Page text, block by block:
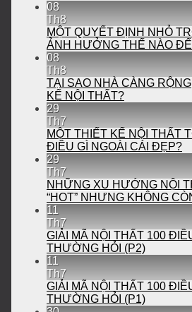
08
Th8
MỘT QUYẾT ĐỊNH NHỎ
ẢNH HƯỞNG THẾ NÀO
08
Th8
TẠI SAO NHÀ CÀNG
KẾ NỘI THẤT?
29
Th7
MỘT THIẾT KẾ NỘI THẤT
ĐIỀU GÌ NGOÀI CÁI ĐẸP?
29
Th7
NHỮNG XU HƯỚNG NỘI
“HOT” NHƯNG KHÔNG
11
Th7
GIẢI MÃ NỘI THẤT 100
THƯỜNG HỎI (P2)
11
Th7
GIẢI MÃ NỘI THẤT 100
THƯỜNG HỎI (P1)